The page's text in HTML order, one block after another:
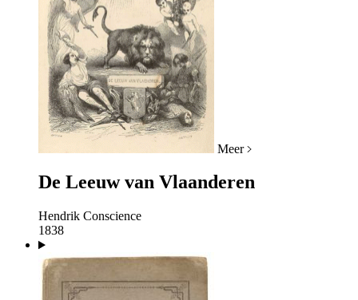
Meer
De Leeuw van Vlaanderen
Hendrik Conscience
1838